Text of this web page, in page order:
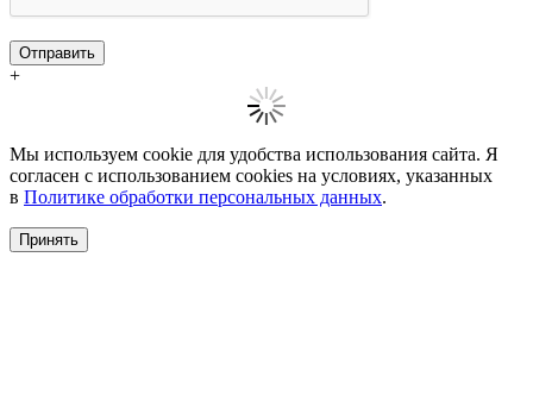
Отправить
+
Мы используем cookie для удобства использования сайта. Я
согласен с использованием cookies на условиях, указанных
в Политике обработки персональных данных.
Принять